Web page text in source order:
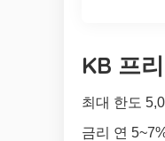
KB 프
최대 한도
금리 연